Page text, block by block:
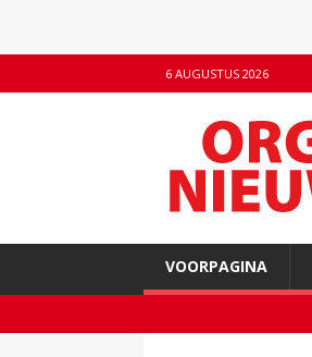
6 AUGUSTUS 2026
VOORPAGINA